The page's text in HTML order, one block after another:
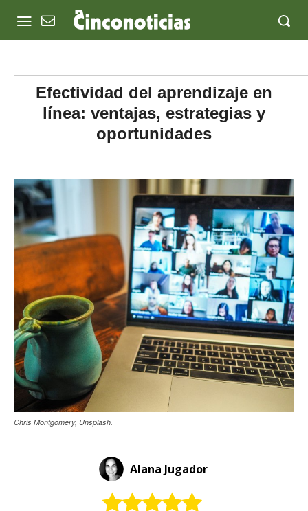
Efectividad del aprendizaje en
línea: ventajas, estrategias y
oportunidades
Chris Montgomery, Unsplash.
Alana Jugador